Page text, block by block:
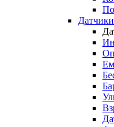
Датчики